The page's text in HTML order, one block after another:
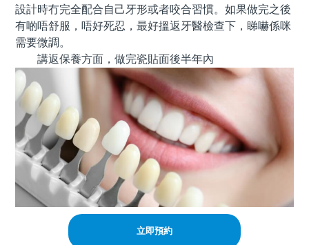
設計時冇完全配合自己牙形或者咬合習慣。如果做完之後
有啲唔舒服，唔好死忍，最好搵返牙醫檢查下，睇嚇係咪
需要微調。
講返保養方面，做完瓷貼面後半年內
立即預約